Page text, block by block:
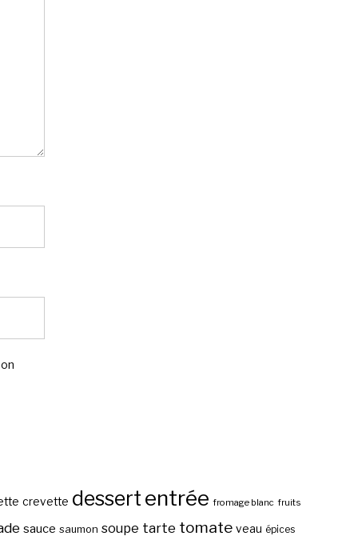
crevette dessert entrée fromage blanc fruits
sauce saumon soupe tarte tomate veau épices